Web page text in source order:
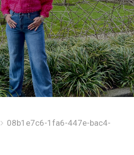
08b1e7c6-1fa6-447e-bac4-